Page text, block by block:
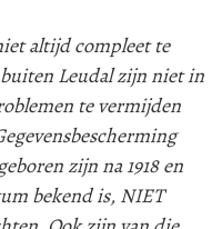
altijd compleet te
Leudal zijn niet in
te vermijden
zijn na 1918 en
bekend is, NIET